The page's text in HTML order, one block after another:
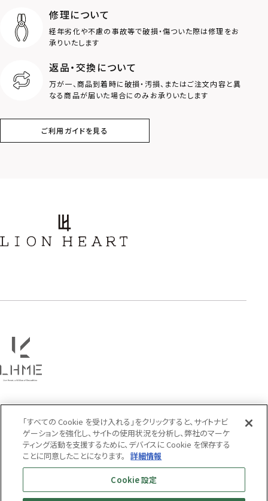
ロゴ
クラウン
フラワー
修理について
経年劣化や不慮の事故等で破損・傷ついた際は修理をお
承りいたします
返品・交換について
万が一、商品到着時に破損・汚損、またはご注文内容と異
なる商品が届いた場合にのみお承りいたします
ご利用ガイドを見る
「すべての Cookie を受け入れる」をクリックすると、サイトナビ
ゲーションを強化し、サイトの使用状況を分析し、弊社のマーケ
ティング活動を支援するために、デバイスに Cookie を保存する
ことに同意したことになります。
詳細情報
Cookie 設定